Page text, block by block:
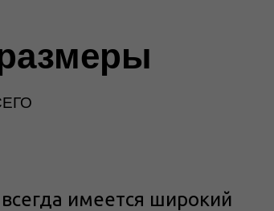
имеется широкий